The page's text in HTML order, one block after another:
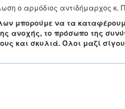
ο αρμόδιος αντιδήμαρχος κ.
μπορούμε να τα
ανοχής, το πρόσωπο της
και σκυλιά. Όλοι μαζί